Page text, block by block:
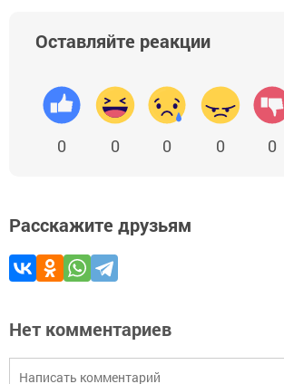
Оставляйте реакции
0 0 0 0 0
Расскажите друзьям
Нет комментариев